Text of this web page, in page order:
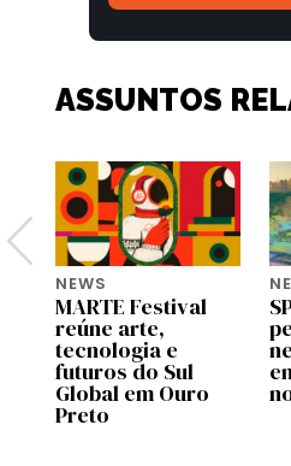
ASSUNTOS
NEWS
MARTE Festival
reúne arte,
tecnologia e
futuros do Sul
Global em Ouro
Preto